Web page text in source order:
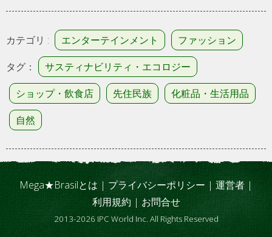
カテゴリ : エンターテインメント
ファッション
タグ：
サスティナビリティ・エコロジー
ショップ・飲食店
先住民族
化粧品・生活用品
自然
Mega★Brasilとは | プライバシーポリシー | 運営者 |
利用規約 | お問合せ
2013-2026 IPC World Inc. All Rights Reserved